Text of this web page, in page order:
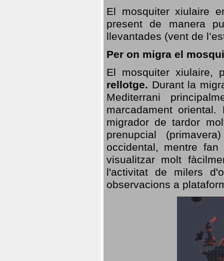
El mosquiter xiulaire
present de manera
llevantades (vent de
Per on migra el
El mosquiter xiulaire,
rellotge. Durant la
Mediterrani
marcadament
migrador de tardor
prenupcial
occidental, mentre
visualitzar molt
l'activitat de milers
observacions a